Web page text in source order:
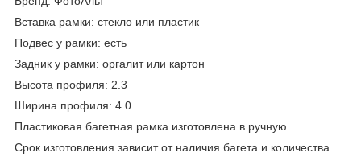
Вставка рамки: стекло или пластик
Подвес у рамки: есть
Задник у рамки: оргалит или картон
Высота профиля: 2.3
Ширина профиля: 4.0
Пластиковая багетная рамка изготовлена в ручную.
Срок изготовления зависит от наличия багета и количества